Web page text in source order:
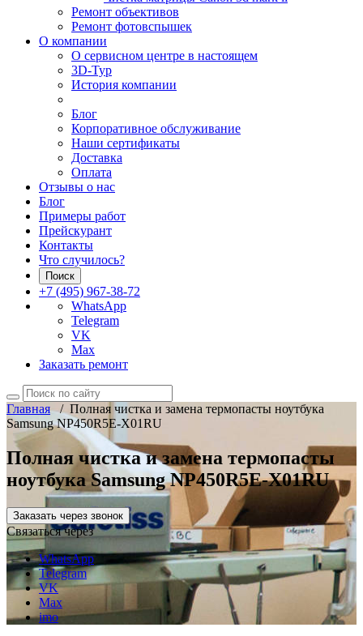
Ремонт объективов
Ремонт фотовспышек
О компании
О сервисном центре в настоящем
3D-Тур
История компании
Блог
Корпоративное обслуживание
Наши сертификаты
Доставка
Оплата
Отзывы о нас
Блог
Примеры работ
Прейскурант
Контакты
Что случилось?
Поиск
+7 (495) 967-38-72
WhatsApp
Telegram
VK
Max
Заказать ремонт
Главная/ Полная чистка и замена термопасты ноутбука
Samsung NP450R5E-X01RU
Полная чистка и замена термопасты
ноутбука Samsung NP450R5E-X01RU
Заказать через звонок
Связаться через
WhatsApp
Telegram
VK
Max
imo